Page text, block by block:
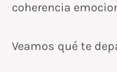
coherencia
Veamos qué te